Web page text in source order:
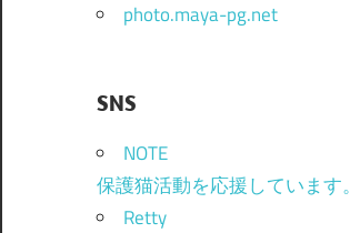
photo.maya-pg.net
SNS
NOTE
保護猫活動を応援しています。
Retty